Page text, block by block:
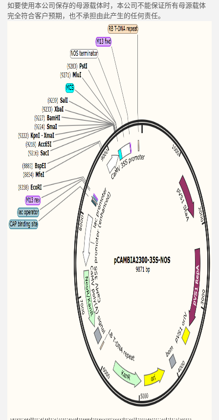
如要使用本公司保存的母源载体时，本公司不能保证所有母源载体
完全符合客户预期，也不承担由此产生的任何责任。